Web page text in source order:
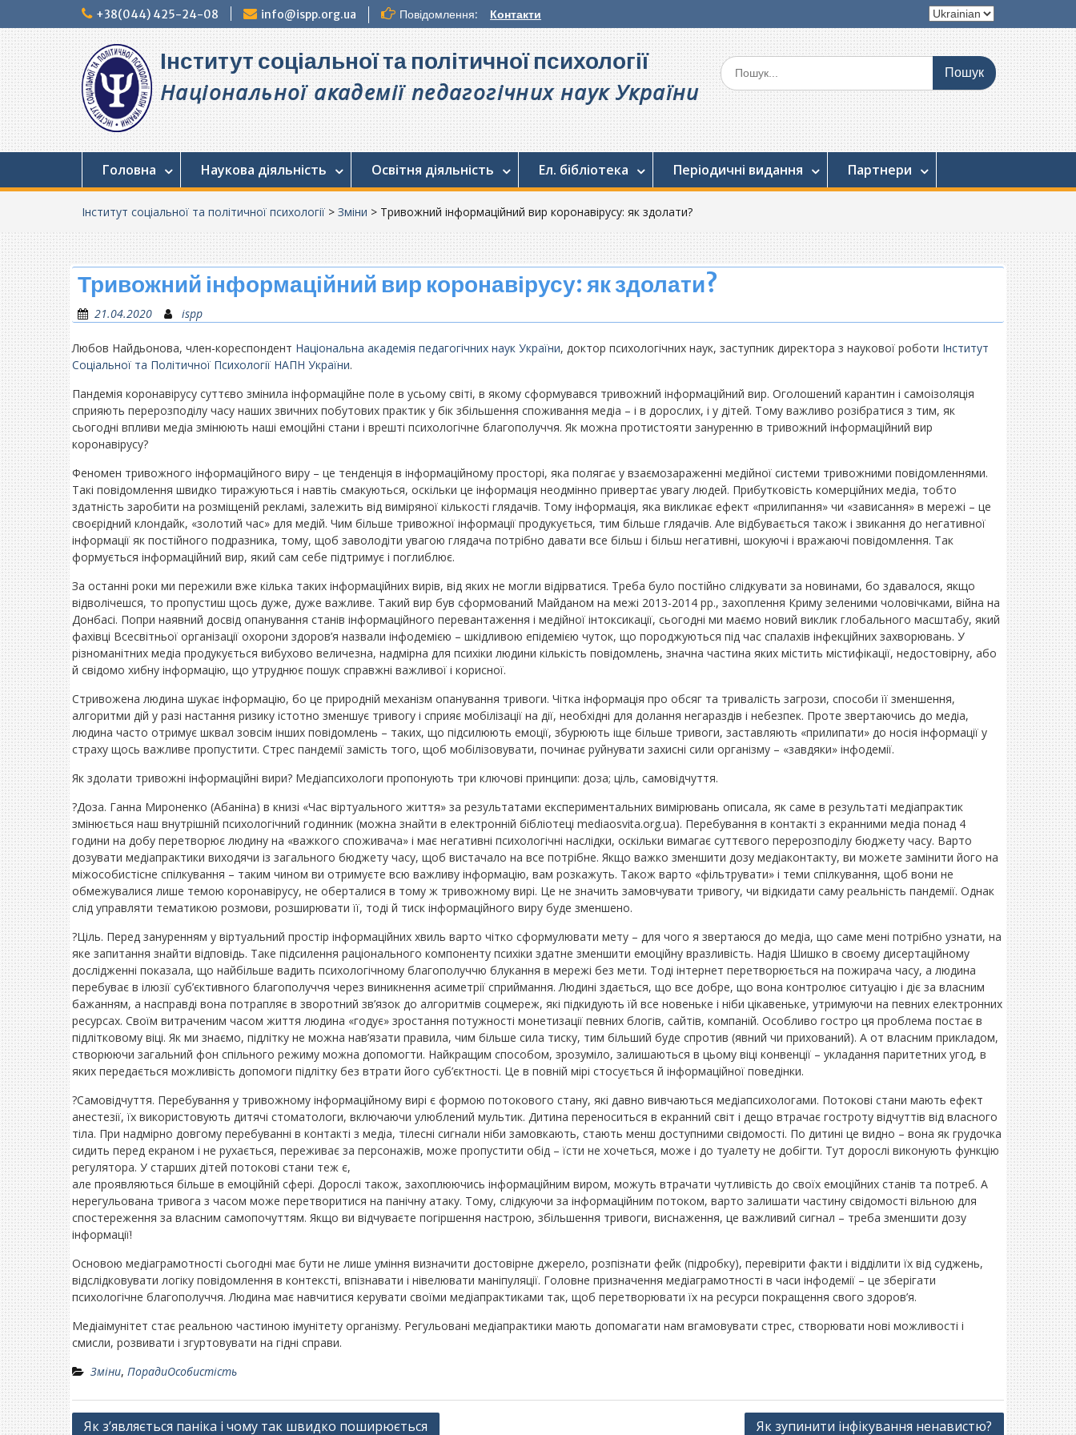
до
+38(044) 425-24-08 info@ispp.org.ua Повідомлення: Контакти
Вибрати
мову
Інститут соціальної та політичної психології
Національної академії педагогічних наук України
Шукати:
Головна Наукова діяльність Освітня діяльність Ел. бібліотека Періодичні видання Партнери
Інститут соціальної та політичної психології > Зміни > Тривожний інформаційний вир коронавірусу: як здолати?
Тривожний інформаційний вир коронавірусу: як здолати?
21.04.2020 ispp
Любов Найдьонова, член-кореспондент Національна академія педагогічних наук України, доктор психологічних наук, заступник директора з наукової роботи Інститут
Соціальної та Політичної Психології НАПН України.
Пандемія коронавірусу суттєво змінила інформаційне поле в усьому світі, в якому сформувався тривожний інформаційний вир. Оголошений карантин і самоізоляція
сприяють перерозподілу часу наших звичних побутових практик у бік збільшення споживання медіа – і в дорослих, і у дітей. Тому важливо розібратися з тим, як
сьогодні впливи медіа змінюють наші емоційні стани і врешті психологічне благополуччя. Як можна протистояти зануренню в тривожний інформаційний вир
коронавірусу?
Феномен тривожного інформаційного виру – це тенденція в інформаційному просторі, яка полягає у взаємозараженні медійної системи тривожними повідомленнями.
Такі повідомлення швидко тиражуються і навтіь смакуються, оскільки це інформація неодмінно привертає увагу людей. Прибутковість комерційних медіа, тобто
здатність заробити на розміщеній рекламі, залежить від виміряної кількості глядачів. Тому інформація, яка викликає ефект «прилипання» чи «зависання» в мережі – це
своєрідний клондайк, «золотий час» для медій. Чим більше тривожної інформації продукується, тим більше глядачів. Але відбувається також і звикання до негативної
інформації як постійного подразника, тому, щоб заволодіти увагою глядача потрібно давати все більш і більш негативні, шокуючі і вражаючі повідомлення. Так
формується інформаційний вир, який сам себе підтримує і поглиблює.
За останні роки ми пережили вже кілька таких інформаційних вирів, від яких не могли відірватися. Треба було постійно слідкувати за новинами, бо здавалося, якщо
відволічешся, то пропустиш щось дуже, дуже важливе. Такий вир був сформований Майданом на межі 2013-2014 рр., захоплення Криму зеленими чоловічками, війна на
Донбасі. Попри наявний досвід опанування станів інформаційного перевантаження і медійної інтоксикації, сьогодні ми маємо новий виклик глобального масштабу, який
фахівці Всесвітньої організації охорони здоров’я назвали інфодемією – шкідливою епідемією чуток, що породжуються під час спалахів інфекційних захворювань. У
різноманітних медіа продукується вибухово величезна, надмірна для психіки людини кількість повідомлень, значна частина яких містить містифікації, недостовірну, або
й свідомо хибну інформацію, що утруднює пошук справжні важливої і корисної.
Стривожена людина шукає інформацію, бо це природній механізм опанування тривоги. Чітка інформація про обсяг та тривалість загрози, способи її зменшення,
алгоритми дій у разі настання ризику істотно зменшує тривогу і сприяє мобілізації на дії, необхідні для долання негараздів і небезпек. Проте звертаючись до медіа,
людина часто отримує шквал зовсім інших повідомлень – таких, що підсилюють емоції, збурюють іще більше тривоги, заставляють «прилипати» до носія інформації у
страху щось важливе пропустити. Стрес пандемії замість того, щоб мобілізовувати, починає руйнувати захисні сили організму – «завдяки» інфодемії.
Як здолати тривожні інформаційні вири? Медіапсихологи пропонують три ключові принципи: доза; ціль, самовідчуття.
?Доза. Ганна Мироненко (Абаніна) в книзі «Час віртуального життя» за результатами експериментальних вимірювань описала, як саме в результаті медіапрактик
змінюється наш внутрішній психологічний годинник (можна знайти в електронній бібліотеці mediaosvita.org.ua). Перебування в контакті з екранними медіа понад 4
години на добу перетворює людину на «важкого споживача» і має негативні психологічні наслідки, оскільки вимагає суттєвого перерозподілу бюджету часу. Варто
дозувати медіапрактики виходячи із загального бюджету часу, щоб вистачало на все потрібне. Якщо важко зменшити дозу медіаконтакту, ви можете замінити його на
міжособистісне спілкування – таким чином ви отримуєте всю важливу інформацію, вам розкажуть. Також варто «фільтрувати» і теми спілкування, щоб вони не
обмежувалися лише темою коронавірусу, не оберталися в тому ж тривожному вирі. Це не значить замовчувати тривогу, чи відкидати саму реальність пандемії. Однак
слід управляти тематикою розмови, розширювати її, тоді й тиск інформаційного виру буде зменшено.
?Ціль. Перед зануренням у віртуальний простір інформаційних хвиль варто чітко сформулювати мету – для чого я звертаюся до медіа, що саме мені потрібно узнати, на
яке запитання знайти відповідь. Таке підсилення раціонального компоненту психіки здатне зменшити емоційну вразливість. Надія Шишко в своєму дисертаційному
дослідженні показала, що найбільше вадить психологічному благополуччю блукання в мережі без мети. Тоді інтернет перетворюється на пожирача часу, а людина
перебуває в ілюзії суб’єктивного благополуччя через виникнення асиметрії сприймання. Людині здається, що все добре, що вона контролює ситуацію і діє за власним
бажанням, а насправді вона потрапляє в зворотний зв’язок до алгоритмів соцмереж, які підкидують їй все новеньке і ніби цікавеньке, утримуючи на певних електронних
ресурсах. Своїм витраченим часом життя людина «годує» зростання потужності монетизації певних блогів, сайтів, компаній. Особливо гостро ця проблема постає в
підлітковому віці. Як ми знаємо, підлітку не можна нав’язати правила, чим більше сила тиску, тим більший буде спротив (явний чи прихований). А от власним прикладом,
створюючи загальний фон спільного режиму можна допомогти. Найкращим способом, зрозуміло, залишаються в цьому віці конвенції – укладання паритетних угод, в
яких передається можливість допомоги підлітку без втрати його суб’єктності. Це в повній мірі стосується й інформаційної поведінки.
?Самовідчуття. Перебування у тривожному інформаційному вирі є формою потокового стану, які давно вивчаються медіапсихологами. Потокові стани мають ефект
анестезії, їх використовують дитячі стоматологи, включаючи улюблений мультик. Дитина переноситься в екранний світ і дещо втрачає гостроту відчуттів від власного
тіла. При надмірно довгому перебуванні в контакті з медіа, тілесні сигнали ніби замовкають, стають менш доступними свідомості. По дитині це видно – вона як грудочка
сидить перед екраном і не рухається, переживає за персонажів, може пропустити обід – їсти не хочеться, може і до туалету не добігти. Тут дорослі виконують функцію
регулятора. У старших дітей потокові стани теж є,
але проявляються більше в емоційній сфері. Дорослі також, захоплюючись інформаційним виром, можуть втрачати чутливість до своїх емоційних станів та потреб. А
нерегульована тривога з часом може перетворитися на панічну атаку. Тому, слідкуючи за інформаційним потоком, варто залишати частину свідомості вільною для
спостереження за власним самопочуттям. Якщо ви відчуваєте погіршення настрою, збільшення тривоги, виснаження, це важливий сигнал – треба зменшити дозу
інформації!
Основою медіаграмотності сьогодні має бути не лише уміння визначити достовірне джерело, розпізнати фейк (підробку), перевірити факти і відділити їх від суджень,
відслідковувати логіку повідомлення в контексті, впізнавати і нівелювати маніпуляції. Головне призначення медіаграмотності в часи інфодемії – це зберігати
психологічне благополуччя. Людина має навчитися керувати своїми медіапрактиками так, щоб перетворювати їх на ресурси покращення свого здоров’я.
Медіаімунітет стає реальною частиною імунітету організму. Регульовані медіапрактики мають допомагати нам вгамовувати стрес, створювати нові можливості і
смисли, розвивати і згуртовувати на гідні справи.
Зміни, ПорадиОсобистість
Навігація
Як з’являється паніка і чому так швидко поширюється Як зупинити інфікування ненавистю?